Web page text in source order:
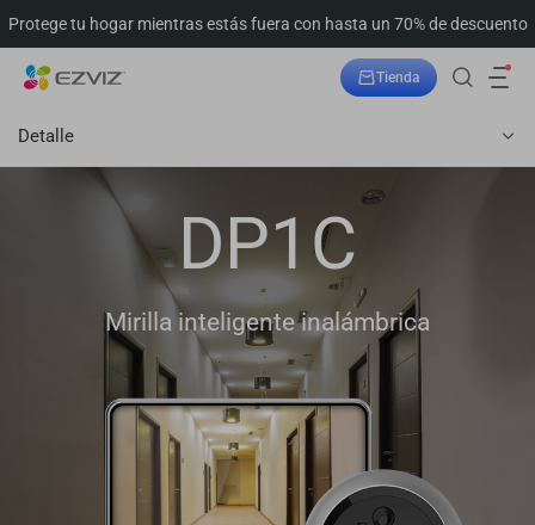
Protege tu hogar mientras estás fuera con hasta un 70% de descuento
Tienda
Detalle
DP1C
Mirilla inteligente inalámbrica